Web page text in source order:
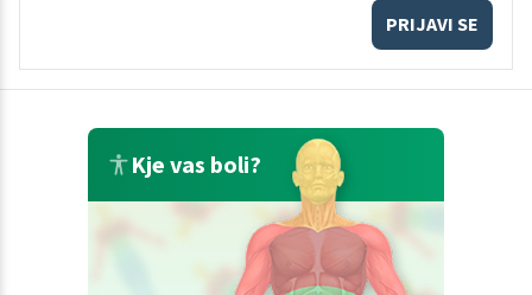
PRIJAVI SE
Kje vas boli?